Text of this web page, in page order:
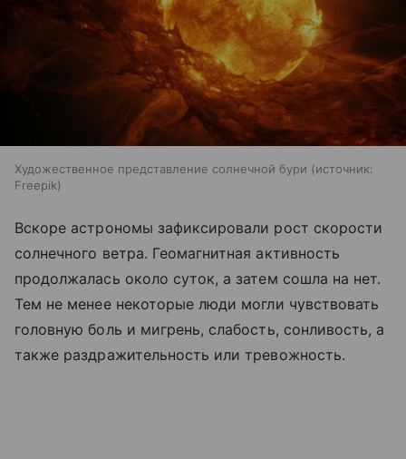
Художественное представление солнечной бури
источник:
Freepik
Вскоре астрономы зафиксировали рост скорости
солнечного ветра. Геомагнитная активность
продолжалась около суток, а затем сошла на нет.
Тем не менее некоторые люди могли чувствовать
головную боль и мигрень, слабость, сонливость, а
также раздражительность или тревожность.